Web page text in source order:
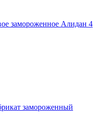
замороженное Алидан 4
замороженный